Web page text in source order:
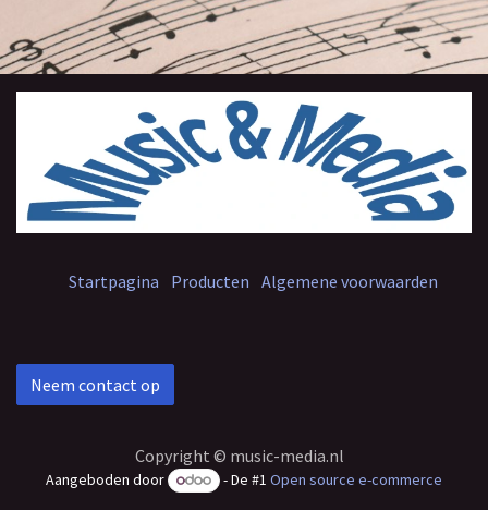
Startpagina Producten Algemene voorwaarden
Neem contact op
Copyright © music-media.nl
Aangeboden door - De #1Open source e-commerce